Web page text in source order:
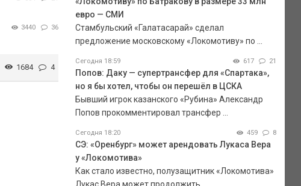
3440 36
1684 4
евро — СМИ
Стамбульский «Галатасарай» сделал
предложение московскому «Локомотиву» по ...
Сегодня 18:59 617 21
Попов: Даку — супертрансфер для «Спартака»,
но я бы хотел, чтобы он перешёл в ЦСКА
Бывший игрок казанского «Рубина» Александр
Попов прокомментировал трансфер ...
Сегодня 18:20 459 8
СЭ: «Оренбург» может арендовать Лукаса Вера
у «Локомотива»
Как стало известно, полузащитник «Локомотива»
Лукас Вера может продолжить ...